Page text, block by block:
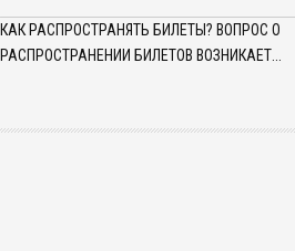
КАК РАСПРОСТРАНЯТЬ БИЛЕТЫ? ВОПРОС О
РАСПРОСТРАНЕНИИ БИЛЕТОВ ВОЗНИКАЕТ...